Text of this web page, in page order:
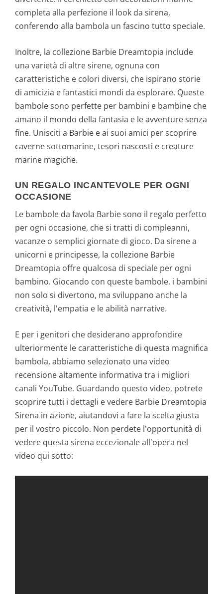
completa alla perfezione il look da sirena,
conferendo alla bambola un fascino tutto speciale.
Inoltre, la collezione Barbie Dreamtopia include
una varietà di altre sirene, ognuna con
caratteristiche e colori diversi, che ispirano storie
di amicizia e fantastici mondi da esplorare. Queste
bambole sono perfette per bambini e bambine che
amano il mondo della fantasia e le avventure senza
fine. Unisciti a Barbie e ai suoi amici per scoprire
caverne sottomarine, tesori nascosti e creature
marine magiche.
UN REGALO INCANTEVOLE PER OGNI
OCCASIONE
Le bambole da favola Barbie sono il regalo perfetto
per ogni occasione, che si tratti di compleanni,
vacanze o semplici giornate di gioco. Da sirene a
unicorni e principesse, la collezione Barbie
Dreamtopia offre qualcosa di speciale per ogni
bambino. Giocando con queste bambole, i bambini
non solo si divertono, ma sviluppano anche la
creatività, l'empatia e le abilità narrative.
E per i genitori che desiderano approfondire
ulteriormente le caratteristiche di questa magnifica
bambola, abbiamo selezionato una video
recensione altamente informativa tra i migliori
canali YouTube. Guardando questo video, potrete
scoprire tutti i dettagli e vedere Barbie Dreamtopia
Sirena in azione, aiutandovi a fare la scelta giusta
per il vostro piccolo. Non perdete l'opportunità di
vedere questa sirena eccezionale all'opera nel
video qui sotto: